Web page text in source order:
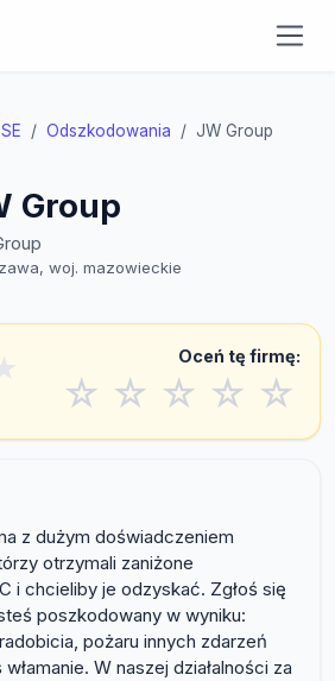
Odszkodowania JW Group
Group
woj. mazowieckie
Oceń tę firmę:
☆ ☆ ☆ ☆ ☆
z dużym doświadczeniem
otrzymali zaniżone
i chcieliby je odzyskać. Zgłoś się
poszkodowany w wyniku:
pożaru innych zdarzeń
W naszej działalności za